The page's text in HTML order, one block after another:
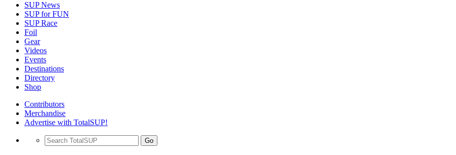
SUP News
SUP for FUN
SUP Race
Foil
Gear
Videos
Events
Destinations
Directory
Shop
Contributors
Merchandise
Advertise with TotalSUP!
Go